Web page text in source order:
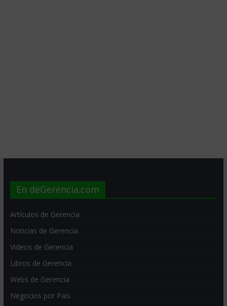
En deGerencia.com
Artículos de Gerencia
Noticias de Gerencia
Videos de Gerencia
Libros de Gerencia
Webs de Gerencia
Negocios por País